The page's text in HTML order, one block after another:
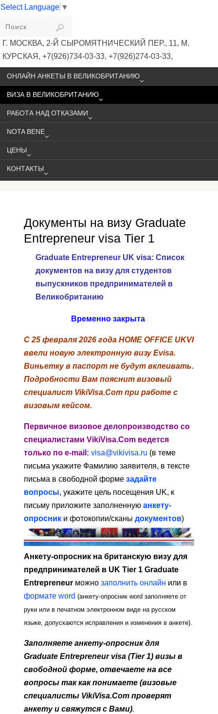
Select Language ▼
VIKIVISA
Г. МОСКВА, 2-Й СЫРОМЯТНИЧЕСКИЙ ПЕР., 11, М.
КУРСКАЯ, +7(926)734-03-33, +7(926)274-03-33,
VISA@VIKIVISA.RU
ОНЛАЙН АНКЕТЫ В ВЕЛИКОБРИТАНИЮ
ВИЗА В ВЕЛИКОБРИТАНИЮ
РАБОТА НАД ОТКАЗАМИ
NOTA BENE
ЦЕНЫ
КОНТАКТЫ
Документы на визу Graduate
Entrepreneur visa Tier 1
Graduate Entrepreneur UK visa: Список
документов на визу для студентов
выпускников предпринимателей в
Великобританию
Временно закрыта
С 25 февраля 2026 года HOME OFFICE UKVI
ввели новую электронную визу Evisa.
Виньетку в паспорт не будут вклеивать.
Подробности Вам пояснит визовый
специалист VikiVisa.Com при работе с
визовым кейсом.
Первичное визовое делопроизводство со
специалистами VikiVisa.Com ведется
только по e-mail: visa@vikivisa.ru (в теме
письма укажите Фамилию заявителя, в тексте
письма в свободной форме задайте
вопросы, укажите цель посещения UK, к
письму приложите заполненную анкету-
опросник и фотокопии/сканы документов)
Анкету-опросник на британскую визу для
предпринимателей в UK Tier 1 Graduate
Entrepreneur можно заполнить онлайн или в
формате word (анкету-опросник word заполняете от
руки или в печатном электронном виде на русском
языке, допускаются исправления и изменения в анкете).
Заполняете анкету-опросник для
Graduate Entrepreneur visa (Tier 1) визы в
свободной форме, отвечаете на все
вопросы так как понимаете (визовые
специалисты VikiVisa.Com проверят
анкету и свяжутся с Вами).